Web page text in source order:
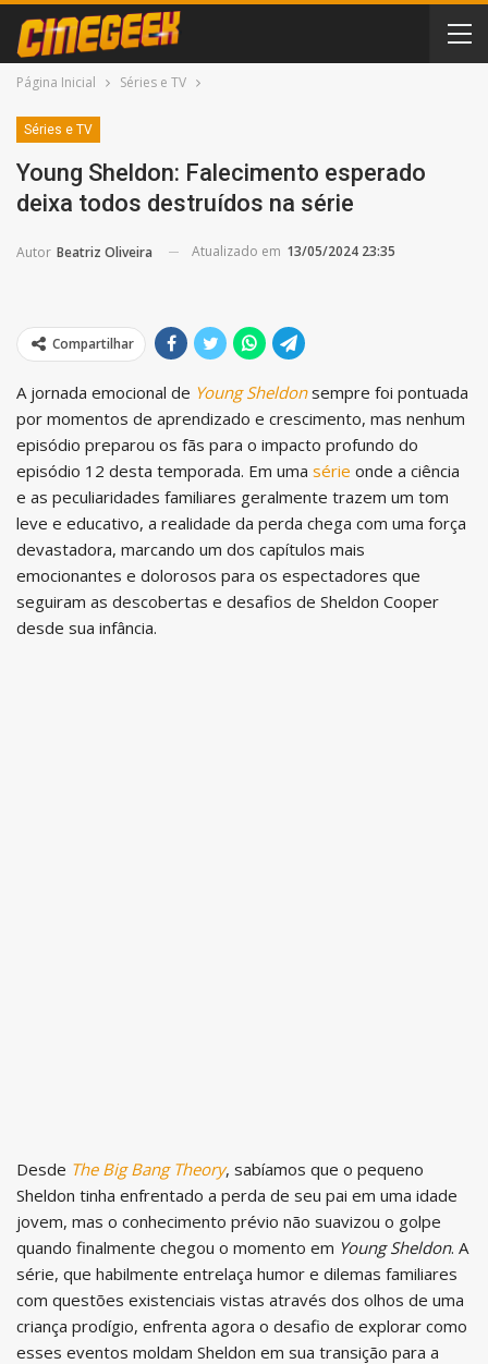
Página Inicial Séries e TV
Séries e TV
Young Sheldon: Falecimento esperado
deixa todos destruídos na série
Autor Beatriz Oliveira Atualizado em 13/05/2024 23:35
Compartilhar
A jornada emocional de Young Sheldonsempre foi pontuada
por momentos de aprendizado e crescimento, mas nenhum
episódio preparou os fãs para o impacto profundo do
episódio 12 desta temporada. Em uma série onde a ciência
e as peculiaridades familiares geralmente trazem um tom
leve e educativo, a realidade da perda chega com uma força
devastadora, marcando um dos capítulos mais
emocionantes e dolorosos para os espectadores que
seguiram as descobertas e desafios de Sheldon Cooper
desde sua infância.
Desde The Big Bang Theory, sabíamos que o pequeno
Sheldon tinha enfrentado a perda de seu pai em uma idade
jovem, mas o conhecimento prévio não suavizou o golpe
quando finalmente chegou o momento em Young Sheldon. A
série, que habilmente entrelaça humor e dilemas familiares
com questões existenciais vistas através dos olhos de uma
criança prodígio, enfrenta agora o desafio de explorar como
esses eventos moldam Sheldon em sua transição para a